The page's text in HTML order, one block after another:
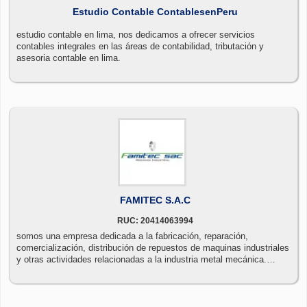
Estudio Contable ContablesenPeru
estudio contable en lima, nos dedicamos a ofrecer servicios
contables integrales en las áreas de contabilidad, tributación y
asesoria contable en lima.
FAMITEC S.A.C
RUC: 20414063994
somos una empresa dedicada a la fabricación, reparación,
comercialización, distribución de repuestos de maquinas industriales
y otras actividades relacionadas a la industria metal mecánica.
calidad a precios competitivos.